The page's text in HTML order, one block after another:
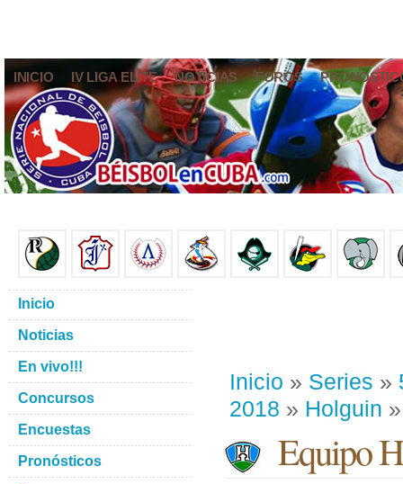
INICIO IV LIGA ELITE NOTICIAS FOROS
Inicio » Series »
2018 » Holguin
Equipo
Inicio
Noticias
En vivo!!!
Concursos
Encuestas
Pronósticos